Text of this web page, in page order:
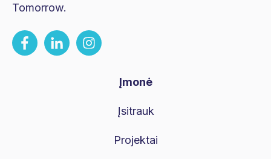
Tomorrow.
Įmonė
Įsitrauk
Projektai